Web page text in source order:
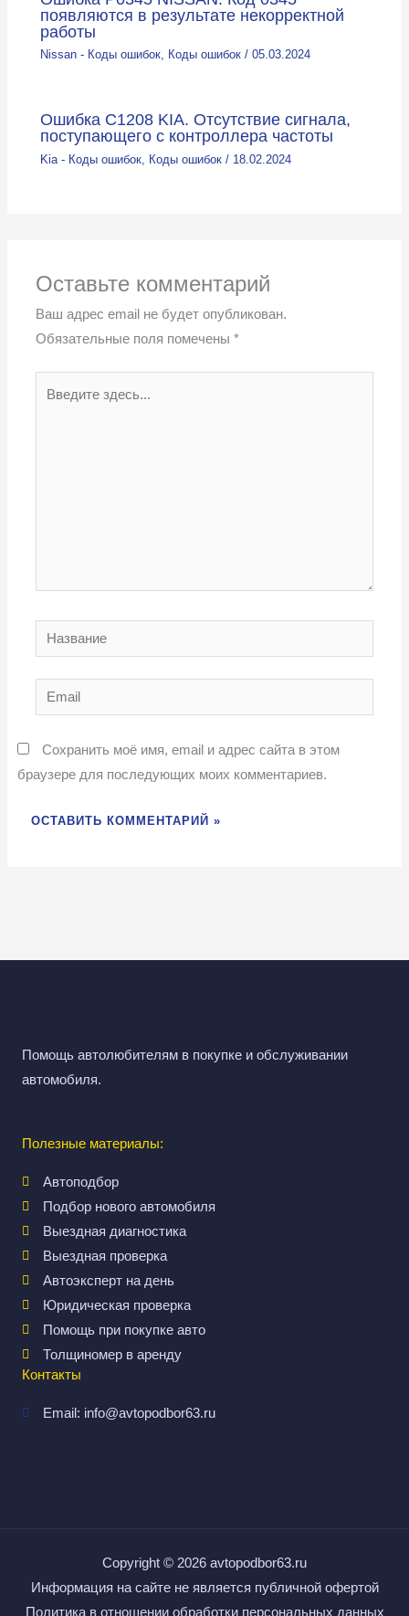
появляются в результате некорректной
работы
Nissan - Коды ошибок, Коды ошибок /05.03.2024
Ошибка C1208 KIA. Отсутствие сигнала,
поступающего с контроллера частоты
Kia - Коды ошибок Коды ошибок / 18.02.2024
Оставьте комментарий
Ваш адрес email не будет опубликован.
Обязательные поля помечены*
Название
Email
Сохранить моё имя, email и адрес сайта в этом
браузере для последующих моих комментариев.
Помощь автолюбителям в покупке и обслуживании
автомобиля.
Полезные материалы:
Автоподбор
Подбор нового автомобиля
Выездная диагностика
Выездная проверка
Автоэксперт на день
Юридическая проверка
Помощь при покупке авто
Толщиномер в аренду
Контакты
Email: info@avtopodbor63.ru
Copyright © 2026 avtopodbor63.ru
Информация на сайте не является публичной офертой
Политика в отношении обработки персональных данных